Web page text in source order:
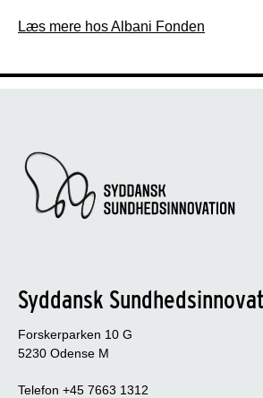
Læs mere hos Albani Fonden
Syddansk
Forskerparken 10 G
5230 Odense M
Telefon +45 7663 1312